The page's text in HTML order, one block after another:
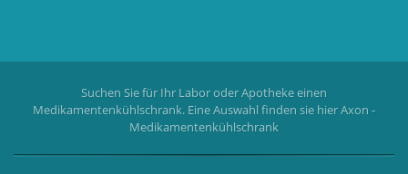
Suchen Sie für Ihr Labor oder Apotheke einen
Medikamentenkühlschrank. Eine Auswahl finden sie hierAxon -
Medikamentenkühlschrank